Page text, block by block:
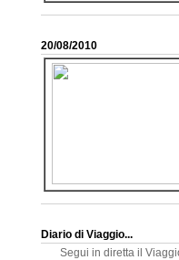
20/08/2010
Diario di Viaggio...
Segui in diretta il